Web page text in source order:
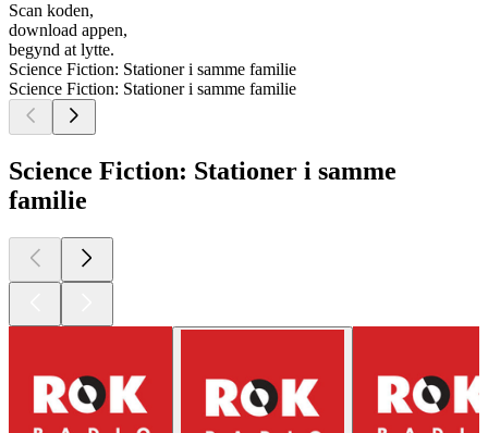
Scan koden,
download appen,
begynd at lytte.
Science Fiction: Stationer i samme familie
Science Fiction: Stationer i samme familie
Science Fiction: Stationer i samme
familie